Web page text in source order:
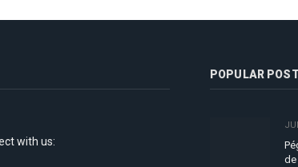
with us:
POPULAR
de